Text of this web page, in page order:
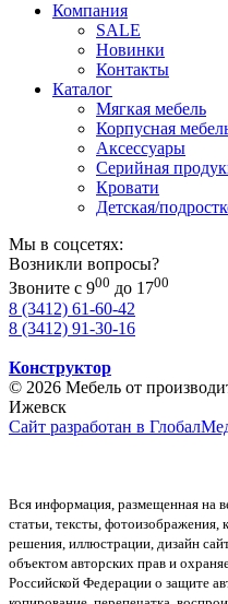
Компания
SALE
Новинки
Контакты
Каталог
Мягкая мебель
Корпусная
Аксессуары
Серийная
Кровати
Детская/
Мы в соцсетях:
Возникли вопросы?
Звоните с 900 до 1700
8 (3412) 61-60-42
8 (3412) 91-30-16
Конструктор
© 2026 Мебель от
Ижевск
Сайт разработан в
Вся информация, размещенная на
статьи, тексты, фотоизображения,
решения, иллюстрации, дизайн
объектом авторских прав и
Российской Федерации о защите